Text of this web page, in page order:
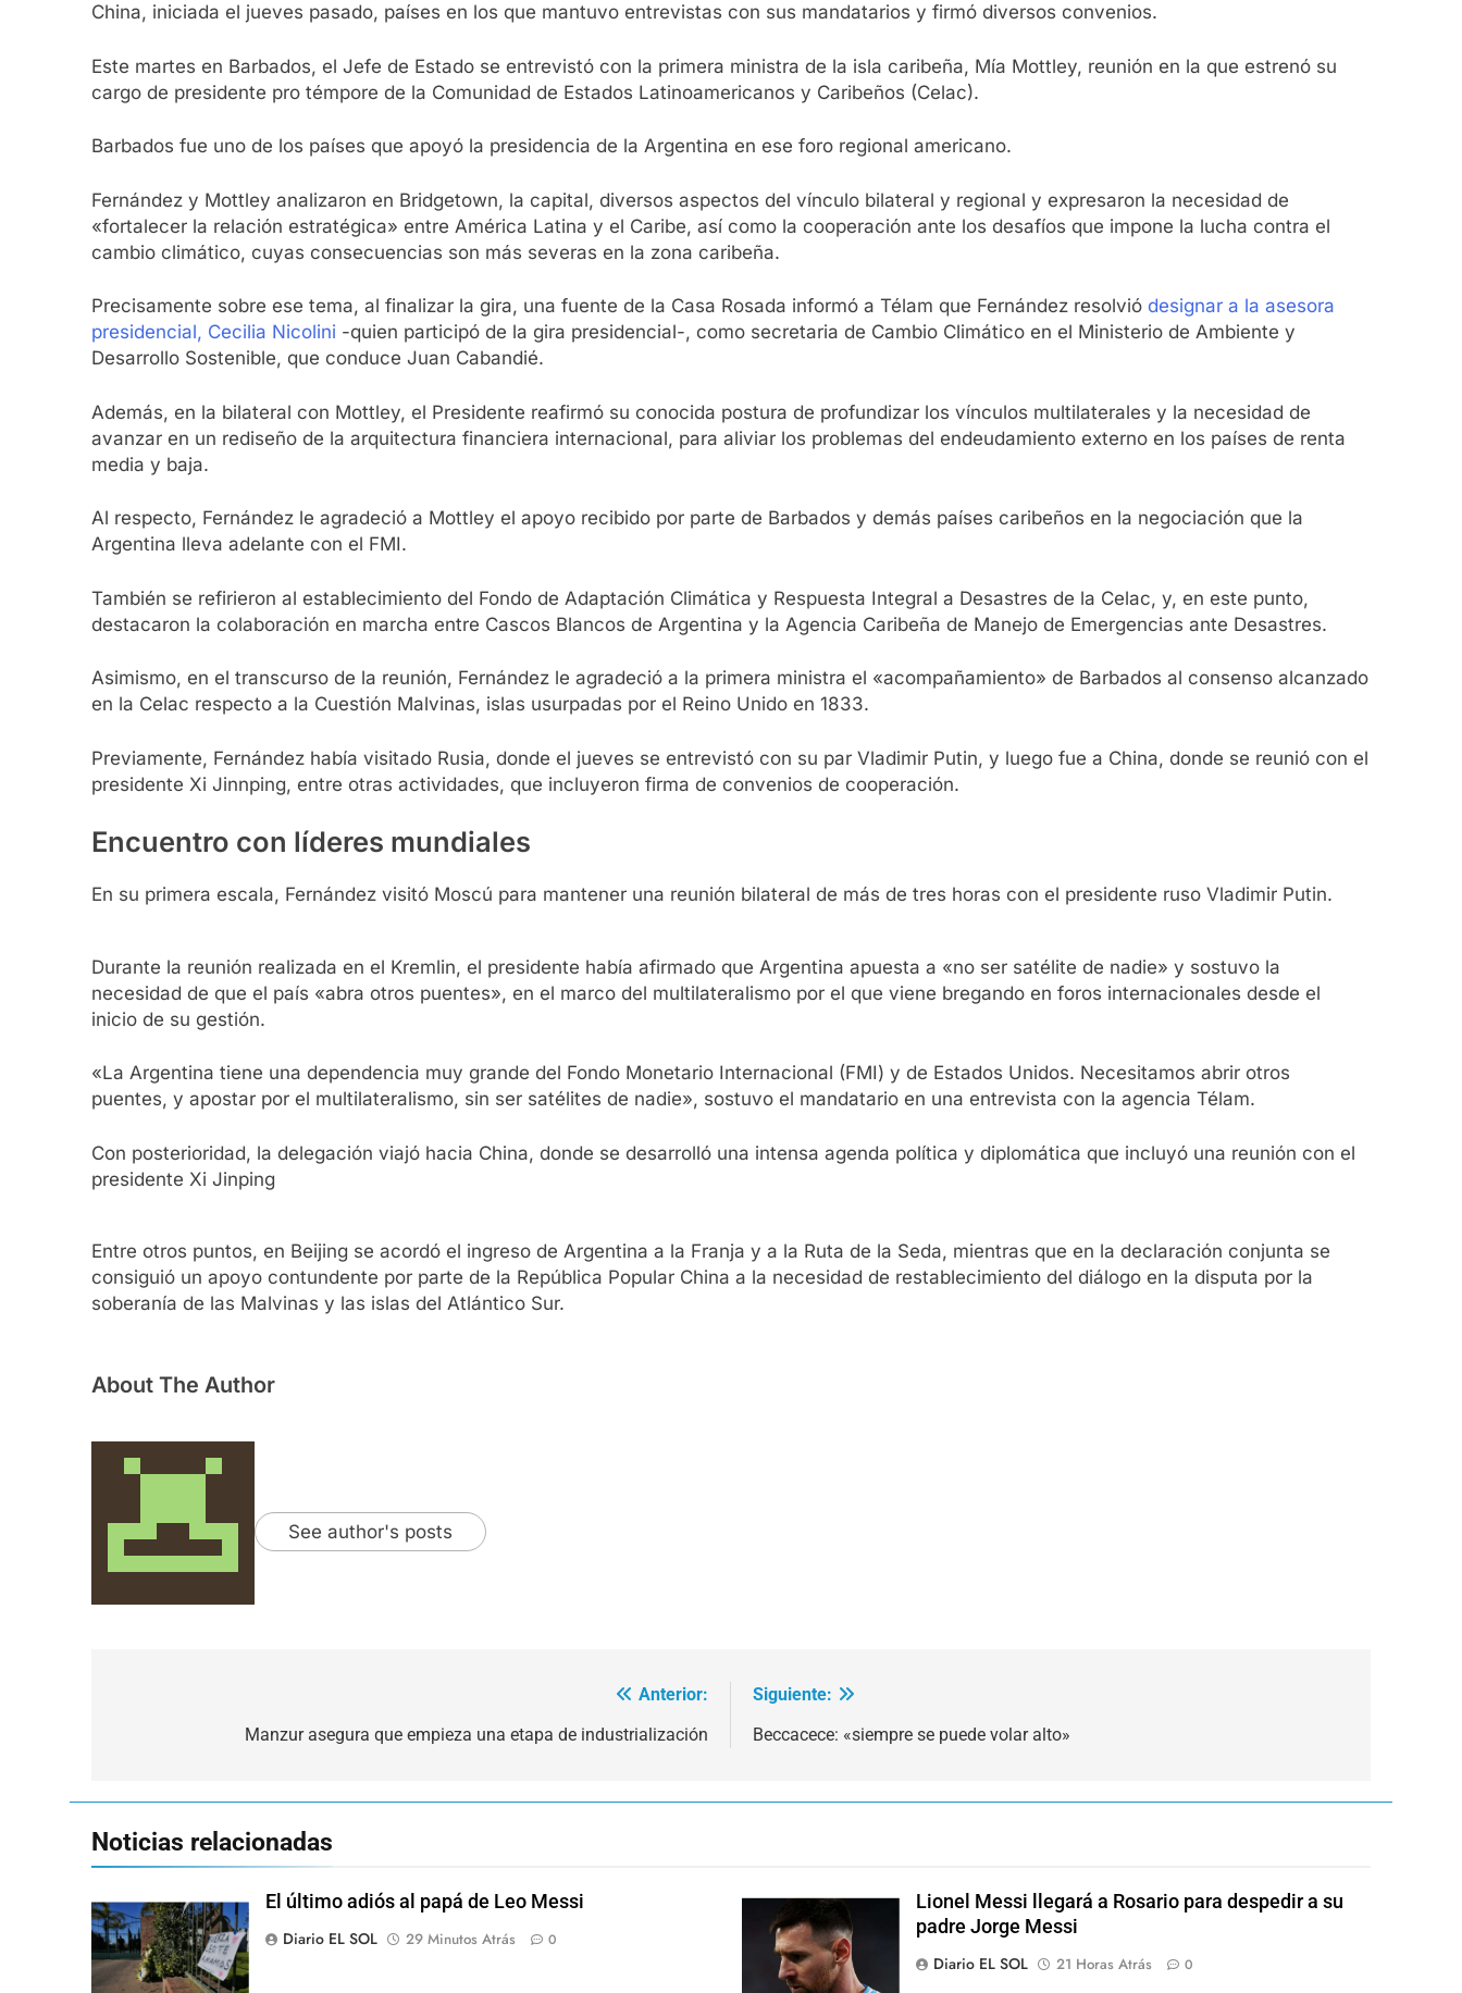
China, iniciada el jueves pasado, países en los que mantuvo entrevistas con sus mandatarios y firmó diversos convenios.
Este martes en Barbados, el Jefe de Estado se entrevistó con la primera ministra de la isla caribeña, Mía Mottley, reunión en la que estrenó su
cargo de presidente pro témpore de la Comunidad de Estados Latinoamericanos y Caribeños (Celac).
Barbados fue uno de los países que apoyó la presidencia de la Argentina en ese foro regional americano.
Fernández y Mottley analizaron en Bridgetown, la capital, diversos aspectos del vínculo bilateral y regional y expresaron la necesidad de
«fortalecer la relación estratégica» entre América Latina y el Caribe, así como la cooperación ante los desafíos que impone la lucha contra el
cambio climático, cuyas consecuencias son más severas en la zona caribeña.
Precisamente sobre ese tema, al finalizar la gira, una fuente de la Casa Rosada informó a Télam que Fernández resolvió designar a la asesora
presidencial, Cecilia Nicolini -quien participó de la gira presidencial-, como secretaria de Cambio Climático en el Ministerio de Ambiente y
Desarrollo Sostenible, que conduce Juan Cabandié.
Además, en la bilateral con Mottley, el Presidente reafirmó su conocida postura de profundizar los vínculos multilaterales y la necesidad de
avanzar en un rediseño de la arquitectura financiera internacional, para aliviar los problemas del endeudamiento externo en los países de renta
media y baja.
Al respecto, Fernández le agradeció a Mottley el apoyo recibido por parte de Barbados y demás países caribeños en la negociación que la
Argentina lleva adelante con el FMI.
También se refirieron al establecimiento del Fondo de Adaptación Climática y Respuesta Integral a Desastres de la Celac, y, en este punto,
destacaron la colaboración en marcha entre Cascos Blancos de Argentina y la Agencia Caribeña de Manejo de Emergencias ante Desastres.
Asimismo, en el transcurso de la reunión, Fernández le agradeció a la primera ministra el «acompañamiento» de Barbados al consenso alcanzado
en la Celac respecto a la Cuestión Malvinas, islas usurpadas por el Reino Unido en 1833.
Previamente, Fernández había visitado Rusia, donde el jueves se entrevistó con su par Vladimir Putin, y luego fue a China, donde se reunió con el
presidente Xi Jinnping, entre otras actividades, que incluyeron firma de convenios de cooperación.
Encuentro con líderes mundiales
En su primera escala, Fernández visitó Moscú para mantener una reunión bilateral de más de tres horas con el presidente ruso Vladimir Putin.
Durante la reunión realizada en el Kremlin, el presidente había afirmado que Argentina apuesta a «no ser satélite de nadie» y sostuvo la
necesidad de que el país «abra otros puentes», en el marco del multilateralismo por el que viene bregando en foros internacionales desde el
inicio de su gestión.
«La Argentina tiene una dependencia muy grande del Fondo Monetario Internacional (FMI) y de Estados Unidos. Necesitamos abrir otros
puentes, y apostar por el multilateralismo, sin ser satélites de nadie», sostuvo el mandatario en una entrevista con la agencia Télam.
Con posterioridad, la delegación viajó hacia China, donde se desarrolló una intensa agenda política y diplomática que incluyó una reunión con el
presidente Xi Jinping
Entre otros puntos, en Beijing se acordó el ingreso de Argentina a la Franja y a la Ruta de la Seda, mientras que en la declaración conjunta se
consiguió un apoyo contundente por parte de la República Popular China a la necesidad de restablecimiento del diálogo en la disputa por la
soberanía de las Malvinas y las islas del Atlántico Sur.
About The Author
See author's posts
Anterior:
Manzur asegura que empieza una etapa de industrialización
Siguiente:
Beccacece: «siempre se puede volar alto»
Noticias relacionadas
El último adiós al papá de Leo Messi
Diario EL SOL
29 Minutos Atrás 0
Lionel Messi llegará a Rosario para despedir a su
padre Jorge Messi
Diario EL SOL
21 Horas Atrás 0